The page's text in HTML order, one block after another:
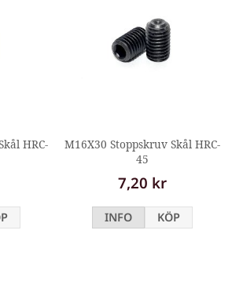
HRC-
M16X30 Stoppskruv Skål HRC-
45
7,20 kr
INFO KÖP